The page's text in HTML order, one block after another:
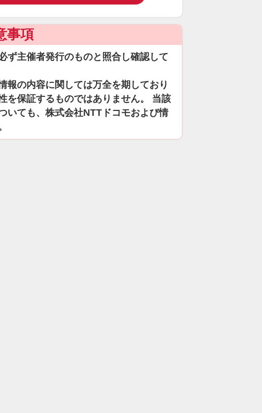
事項
ず主催者発行のものと照合し確認して
報の内容に関しては万全を期しており
を保証するものではありません。 当該
いても、株式会社NTTドコモおよび情